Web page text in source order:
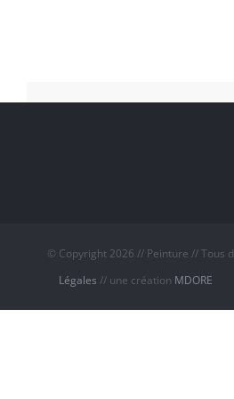
© Copyright 2026 // Peinture // Tous
Légales // une création MDORE